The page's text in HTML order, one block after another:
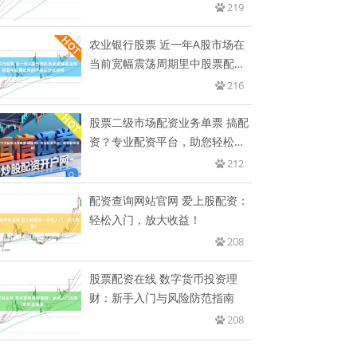
219
农业银行股票 近一年A股市场在
当前宽幅震荡周期里中股票配资
216
股票二级市场配资业务单票 搞配
资？专业配资平台，助您轻松盈
212
配资查询网站官网 爱上股配资：
轻松入门，放大收益！
208
股票配资在线 数字货币投资理
财：新手入门与风险防范指南
208